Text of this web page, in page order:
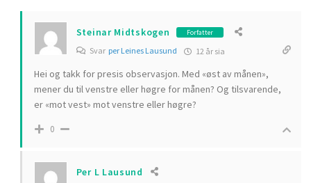
Steinar Midtskogen Forfatter
Svar per Leines Lausund 12 år sia
Hei og takk for presis observasjon. Med «øst av månen»,
mener du til venstre eller høgre for månen? Og tilsvarende,
er «mot vest» mot venstre eller høgre?
0
Per L Lausund